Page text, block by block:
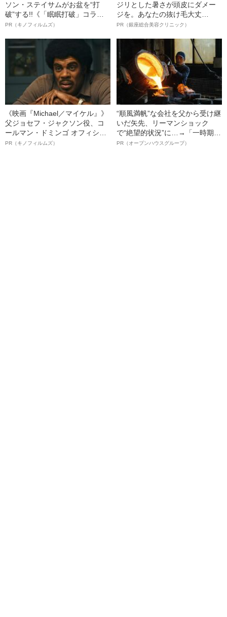
ソン・ステイサムがお盆を“打
破”する!!《「眠眠打破」コラ
ボ》
PR（キノフィルムズ）
ジリとした暑さが頭皮にダメー
ジを。あなたの抜け毛大丈
夫！？
PR（銀座総合美容クリニック）
《映画『Michael／マイケル』》
父ジョセフ・ジャクソン役、コ
ールマン・ドミンゴ オフィシャ
ルインタビュー“観客を魅了した
PR（キノフィルムズ）
“順風満帆”な会社を父から受け継
いだ矢先、リーマンショック
で“絶望的状況”に…→「一時期は
納品3年待ち」のヒット商品を生
PR（オープンハウスグループ）